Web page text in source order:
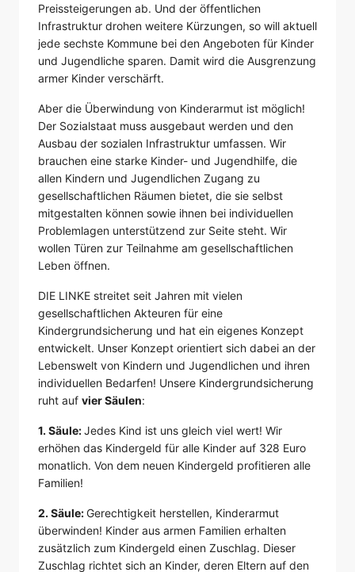
Preissteigerungen ab. Und der öffentlichen
Infrastruktur drohen weitere Kürzungen, so will aktuell
jede sechste Kommune bei den Angeboten für Kinder
und Jugendliche sparen. Damit wird die Ausgrenzung
armer Kinder verschärft.
Aber die Überwindung von Kinderarmut ist möglich!
Der Sozialstaat muss ausgebaut werden und den
Ausbau der sozialen Infrastruktur umfassen. Wir
brauchen eine starke Kinder- und Jugendhilfe, die
allen Kindern und Jugendlichen Zugang zu
gesellschaftlichen Räumen bietet, die sie selbst
mitgestalten können sowie ihnen bei individuellen
Problemlagen unterstützend zur Seite steht. Wir
wollen Türen zur Teilnahme am gesellschaftlichen
Leben öffnen.
DIE LINKE streitet seit Jahren mit vielen
gesellschaftlichen Akteuren für eine
Kindergrundsicherung und hat ein eigenes Konzept
entwickelt. Unser Konzept orientiert sich dabei an der
Lebenswelt von Kindern und Jugendlichen und ihren
individuellen Bedarfen! Unsere Kindergrundsicherung
ruht auf vier Säulen:
1. Säule:Jedes Kind ist uns gleich viel wert! Wir
erhöhen das Kindergeld für alle Kinder auf 328 Euro
monatlich. Von dem neuen Kindergeld profitieren alle
Familien!
2. Säule:Gerechtigkeit herstellen, Kinderarmut
überwinden! Kinder aus armen Familien erhalten
zusätzlich zum Kindergeld einen Zuschlag. Dieser
Zuschlag richtet sich an Kinder, deren Eltern auf den